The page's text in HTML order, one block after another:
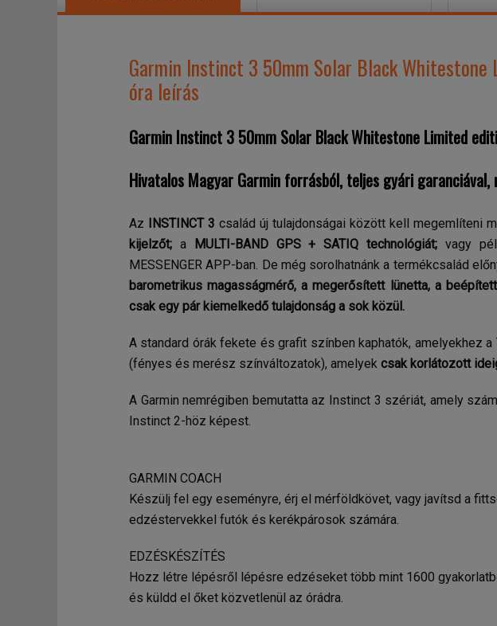
Garmin Instinct 3 50mm Solar Black Whitestone
óra leírás
Garmin Instinct 3 50mm Solar Black Whitestone Limited
Hivatalos Magyar Garmin forrásból, teljes gyári garanciával,
Az INSTINCT 3 család új tulajdonságai között kell megemlíteni
kijelzőt; a MULTI-BAND GPS + SATIQ technológiát; vagy
MESSENGER APP-ban. De még sorolhatnánk a termékcsalád
barometrikus magasságmérő, a megerősített lünetta, a
csak egy pár kiemelkedő tulajdonság a sok közül.
A standard órák fekete és grafit színben kaphatók, amelyekhez
(fényes és merész színváltozatok), amelyek csak korlátozott
A Garmin nemrégiben bemutatta az Instinct 3 szériát, amely
Instinct 2-höz képest.
GARMIN COACH
Készülj fel egy eseményre, érj el mérföldkövet, vagy javítsd a
edzéstervekkel futók és kerékpárosok számára.
EDZÉSKÉSZÍTÉS
Hozz létre lépésről lépésre edzéseket több mint 1600
és küldd el őket közvetlenül az órádra.